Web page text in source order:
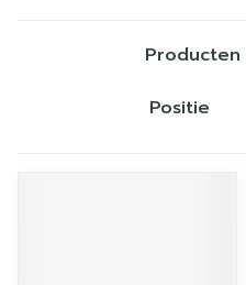
Producten
Sorteer op: